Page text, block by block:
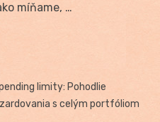
míňame, …
limity: Pohodlie
s celým portfóliom